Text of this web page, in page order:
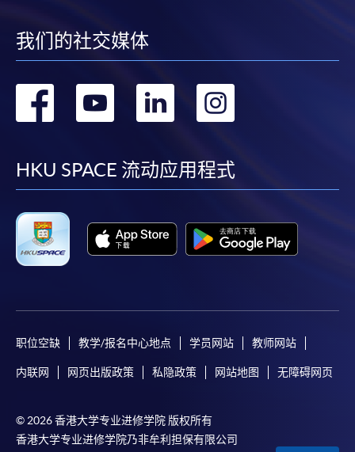
我们的社交媒体
转
facebook
转
youtube
转
linkedin
转
HKU SPACE 流动应用程式
职位空缺 教学/报名中心地点 学员网站 教师网站
内联网 网页出版政策 私隐政策 网站地图 无障碍网页
© 2026 香港大学专业进修学院 版权所有
香港大学专业进修学院乃非牟利担保有限公司